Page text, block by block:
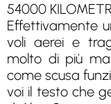
54000
Effettivamente
voli aerei e
molto di più
come scusa
voi il testo che